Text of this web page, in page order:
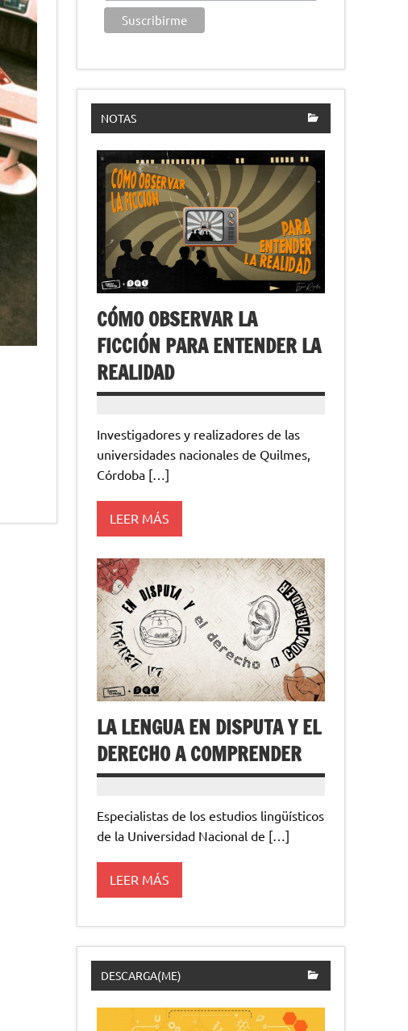
NOTAS
CÓMO OBSERVAR LA
FICCIÓN PARA ENTENDER LA
REALIDAD
Investigadores y realizadores de las
universidades nacionales de Quilmes,
Córdoba […]
LEER MÁS
LA LENGUA EN DISPUTA Y EL
DERECHO A COMPRENDER
Especialistas de los estudios lingüísticos
de la Universidad Nacional de […]
LEER MÁS
DESCARGA(ME)